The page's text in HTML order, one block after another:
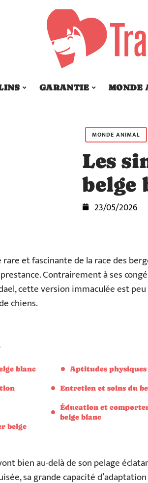
GARANTIE MONDE
MONDE ANIMAL
Les
belge
23/05/2026
et fascinante de la race des
Contrairement à ses
cette version immaculée est
chiens.
blanc
belge
Aptitudes physiques
Entretien et soins du
Éducation et
belge blanc
bien au-delà de son pelage
sa grande capacité